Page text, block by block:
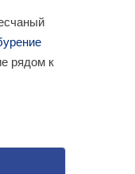
рядом к